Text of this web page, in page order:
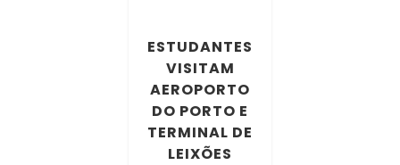
ESTUDANTES
VISITAM
AEROPORTO
DO PORTO E
TERMINAL DE
LEIXÕES